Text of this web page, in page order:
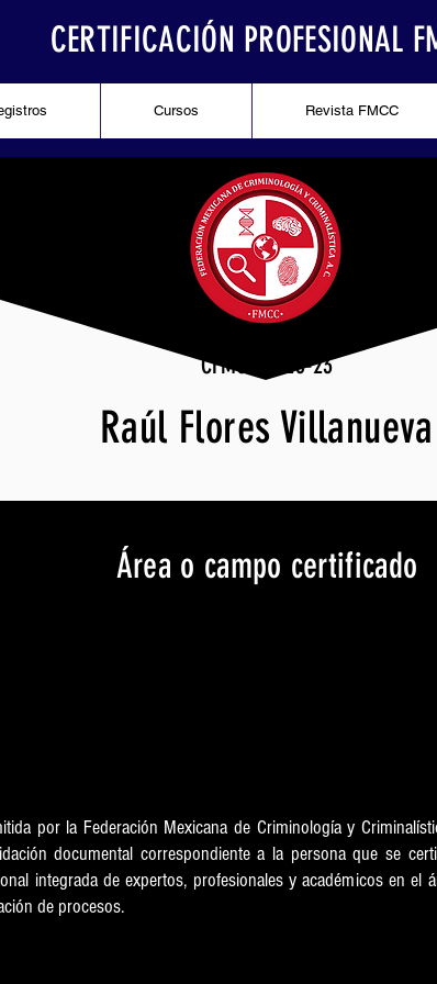
CFMCC-0123-23
Raúl Flores Villanueva
CERTIFICACIÓN PROFESIONAL
Cursos Revista FMCC
Área o campo certificado
por la Federación Mexicana de Criminología y
documental correspondiente a la persona que se
integrada de expertos, profesionales y académicos en
de procesos.